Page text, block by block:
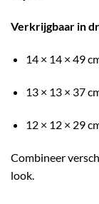
Verkrijgbaar in
14 × 14 × 49
13 × 13 × 37
12 × 12 × 29
Combineer
look.